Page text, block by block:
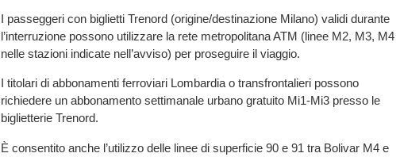
I passeggeri con biglietti Trenord (origine/destinazione Milano) validi durante
l’interruzione possono utilizzare la rete metropolitana ATM (linee M2, M3, M4
nelle stazioni indicate nell’avviso) per proseguire il viaggio.
I titolari di abbonamenti ferroviari Lombardia o transfrontalieri possono
richiedere un abbonamento settimanale urbano gratuito Mi1-Mi3 presso le
biglietterie Trenord.
È consentito anche l’utilizzo delle linee di superficie 90 e 91 tra Bolivar M4 e